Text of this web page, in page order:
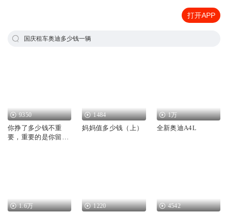
打开APP
国庆租车奥迪多少钱一辆
9350
你挣了多少钱不重
要，重要的是你留下
1484
妈妈值多少钱（上）
1万
全新奥迪A4L
1.6万 1220 4542